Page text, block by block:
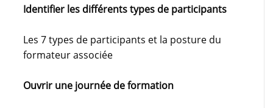
Identifier les différents types de participants
Les 7 types de participants et la posture du
formateur associée
Ouvrir une journée de formation